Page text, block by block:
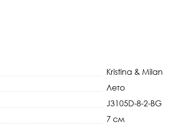
Kristina & Milan
Лето
J3105D-8-2-BG
7 см